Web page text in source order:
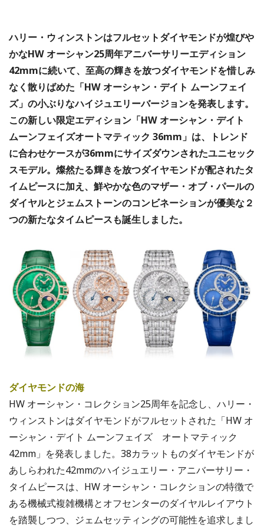
ハリー・ウィンストンはフルセットダイヤモンドが煌びや
かなHW オーシャン25周年アニバーサリーエディション
42mmに続いて、至高の輝きを放つダイヤモンドを惜しみ
なく散りばめた「HW オーシャン・デイト ムーンフェイ
ズ」の小ぶりなハイジュエリーバージョンを発表します。
この新しい限定エディション「HW オーシャン・デイト
ムーンフェイズオートマティック 36mm」は、トレンド
に合わせケースが36mmにサイズダウンされたユニセック
スモデル。燦然たる輝きを放つダイヤモンドが配されたタ
イムピースに加え、鮮やかな色のマザー・オブ・パールの
ダイヤルとジェムストーンのコンビネーションが優美な２
つの新たなタイムピースも誕生しました。
ダイヤモンドの海
HW オーシャン・コレクション25周年を記念し、ハリー・
ウィンストンはダイヤモンドがフルセットされた「HW オ
ーシャン・デイト ムーンフェイズ オートマティック
42mm」を発表しました。38カラットものダイヤモンドが
あしらわれた42mmのハイジュエリー・アニバーサリー・
タイムピースは、HW オーシャン・コレクションの特徴で
ある機械式複雑機構とオフセンターのダイヤルレイアウト
を踏襲しつつ、ジェムセッティングの可能性を追求しまし